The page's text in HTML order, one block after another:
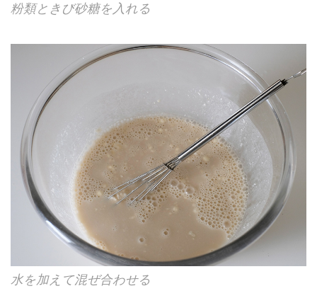
粉類ときび砂糖を入れる
水を加えて混ぜ合わせる